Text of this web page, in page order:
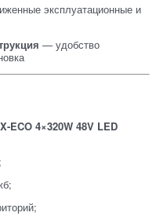
эксплуатационные и
— удобство
ECO 4×320W 48V LED